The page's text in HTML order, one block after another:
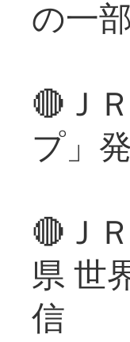
の一
🔴Ｊ
プ」
🔴Ｊ
県 世
信